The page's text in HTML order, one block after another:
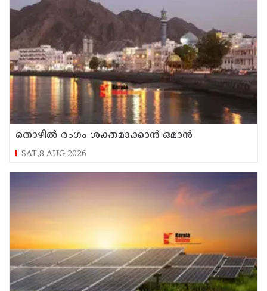
തൊഴില്‍ രംഗം ശക്തമാക്കാന്‍ ഒമാന്‍
SAT,8 AUG 2026